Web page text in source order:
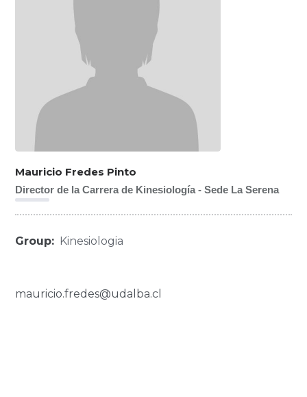
Mauricio Fredes Pinto
Director de la Carrera de Kinesiología - Sede La Serena
Group: Kinesiologia
mauricio.fredes@udalba.cl